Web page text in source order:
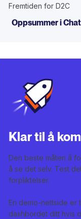
Fremtiden for D2C
Oppsummer i
Klar til å
Den beste måten å
å se det selv. Test
forpliktelser.
En demo-nettside er
dashbordet ditt hvis